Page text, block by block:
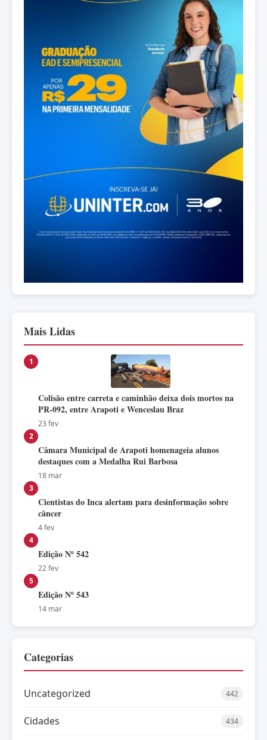
Mais Lidas
1
Colisão entre carreta e caminhão deixa dois mortos na
PR-092, entre Arapoti e Wenceslau Braz
23 fev
2
Câmara Municipal de Arapoti homenageia alunos
destaques com a Medalha Rui Barbosa
18 mar
3
Cientistas do Inca alertam para desinformação sobre
câncer
4 fev
4
Edição Nº 542
22 fev
5
Edição Nº 543
14 mar
Categorias
Uncategorized 442
Cidades 434